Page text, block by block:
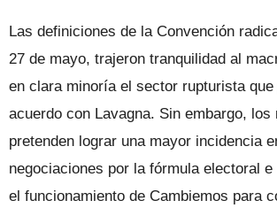
Las definiciones de la Convención
27 de mayo, trajeron tranquilidad al
en clara minoría el sector rupturista
acuerdo con Lavagna. Sin embargo, los
pretenden lograr una mayor incidencia
negociaciones por la fórmula electoral
el funcionamiento de Cambiemos para